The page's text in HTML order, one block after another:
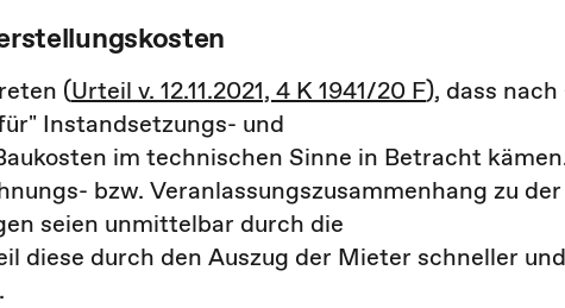
(Urteil v. 12.11.2021, 4 K 1941/20 F), dass nach
Instandsetzungs- und
im technischen Sinne in Betracht
bzw. Veranlassungszusammenhang zu der
seien unmittelbar durch die
diese durch den Auszug der Mieter schneller und